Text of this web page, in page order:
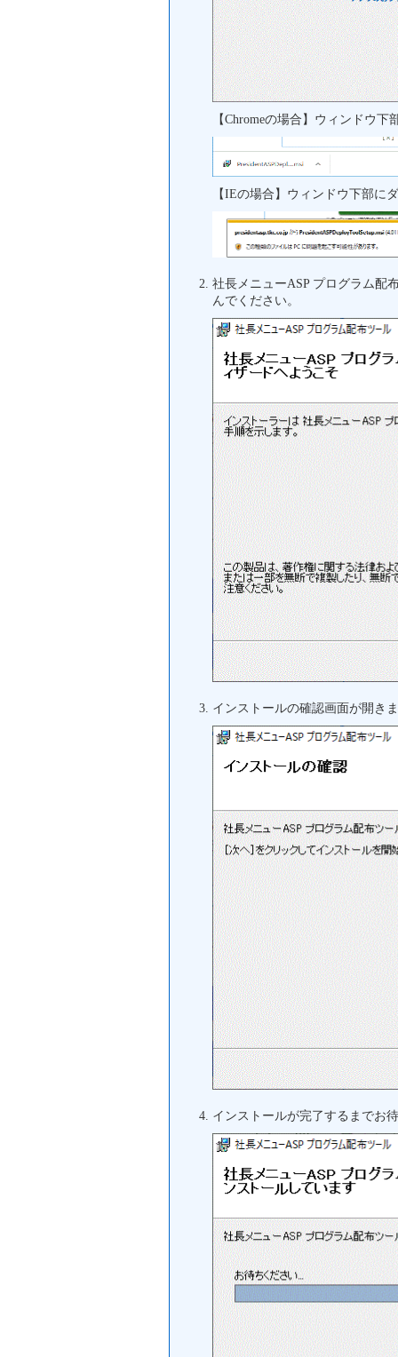
【Chromeの場合】ウィンドウ
【IEの場合】ウィンドウ下部に
社長メニューASP プログラム配
んでください。
インストールの確認画面が開き
インストールが完了するまでお